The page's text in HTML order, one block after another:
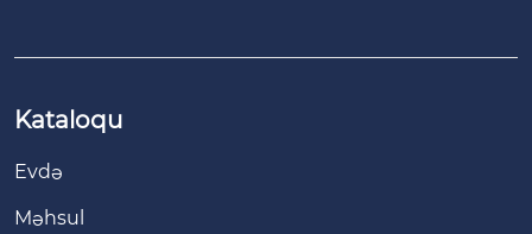
Kataloqu
Evdə
Məhsul